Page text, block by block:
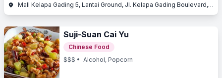
Mall Kelapa Gading 5, Lantai Ground, Jl. Kelapa Gading Boulevard, Kelapa Gading, Jakarta Utara, Jakarta
Suji-Suan Cai Yu
Chinese Food
$$$ • Alcohol, Popcorn